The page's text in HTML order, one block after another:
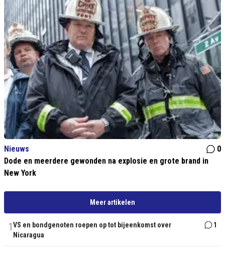
Nieuws
0
Dode en meerdere gewonden na explosie en grote brand in
New York
Meer artikelen
1VS en bondgenoten roepen op tot bijeenkomst over
Nicaragua
1